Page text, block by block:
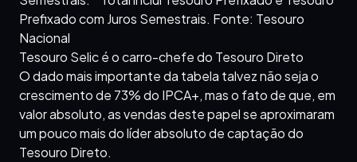
Prefixado com Juros Semestrais. Fonte: Tesouro
Nacional
Tesouro Selic é o carro-chefe do Tesouro Direto
O dado mais importante da tabela talvez não seja o
crescimento de 73% do IPCA+, mas o fato de que, em
valor absoluto, as vendas deste papel se aproximaram
um pouco mais do líder absoluto de captação do
Tesouro Direto.